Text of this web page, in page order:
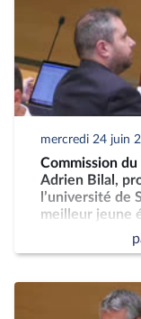
mercredi 24 juin
Commission
Adrien Bilal,
l’université de
meilleur jeune